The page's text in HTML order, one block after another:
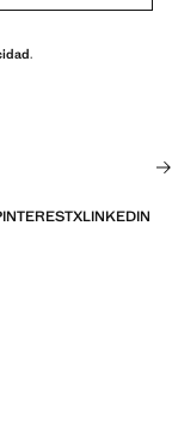
.
XLINKEDIN